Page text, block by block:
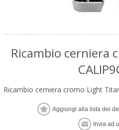
Ricambio cerniera
Ricambio cerniera cromo Light